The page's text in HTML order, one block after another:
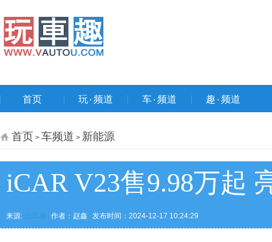
首页 玩۰频道 车۰频道 趣۰频道
首页 > 车频道 > 新能源
iCAR V23售9.98万起
来源: 玩车趣 作者：赵鑫 发布时间：2024-12-17 10:24:29